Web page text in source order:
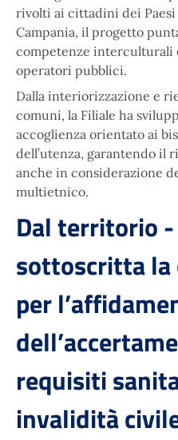
rivolti ai cittadini dei Paesi
Campania, il progetto
competenze interculturali
operatori pubblici.
Dalla interiorizzazione e
comuni, la Filiale ha
accoglienza orientato ai
dell’utenza, garantendo il
anche in considerazione
multietnico.
Dal territorio -
sottoscritta la
per
requisiti
invalidità